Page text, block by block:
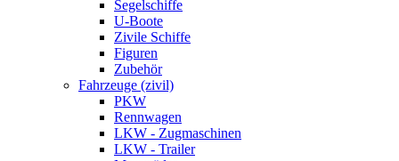
Segelschiffe
U-Boote
Zivile Schiffe
Figuren
Zubehör
Fahrzeuge (zivil)
PKW
Rennwagen
LKW - Zugmaschinen
LKW - Trailer